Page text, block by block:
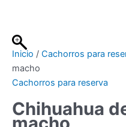
contenido
Inicio / Cachorros para
macho
Cachorros para reserva
Chihuahua